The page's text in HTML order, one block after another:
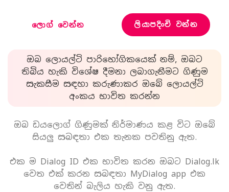
ලොග් වෙන්න ලියාපදිංචි වන්න
ඔබ ලොයල්ටි පාරිභෝගිකයෙක් නම්, ඔබට
තිබිය හැකි විශේෂ දීමනා ලබාගැනීමට ගිණුම
සැකසීම සඳහා කරුණාකර ඔබේ ලොයල්ටි
අංකය භාවිත කරන්න
ඔබ ඩයලොග් ගිණුමක් නිර්මාණය කළ විට ඔබේ
සියලු සබඳතා එක තැනක පවතිනු ඇත.
එක ම Dialog ID එක භාවිත කරන ඔබට Dialog.lk
වෙත එක් කරන සබඳතා MyDialog app එක
වෙතින් බැලිය හැකි වනු ඇත.